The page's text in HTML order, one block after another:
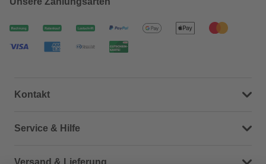
Kontakt
Dein Kontakt zu uns
Service & Hilfe
Häufige Fragen (FAQ)